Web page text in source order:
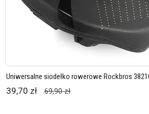
Uniwersalne siodełko rowerowe Rockbros
39,70 zł 69,90 zł